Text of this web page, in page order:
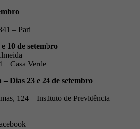
– Pari
10 de setembro
– Casa Verde
– Dias 23 e 24 de setembro
124 – Instituto de Previdência